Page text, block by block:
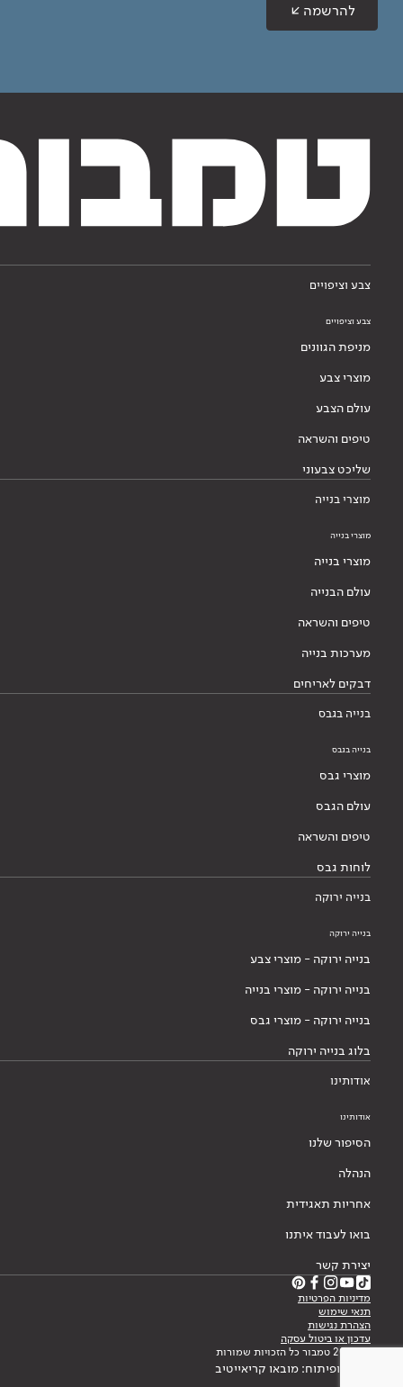
להרשמה
צבע וציפויים
צבע וציפויים
מניפת הגוונים
מוצרי צבע
עולם הצבע
טיפים והשראה
שליכט צבעוני
מוצרי בנייה
מוצרי בנייה
מוצרי בנייה
עולם הבנייה
טיפים והשראה
מערכות בנייה
דבקים לאריחים
בנייה בגבס
בנייה בגבס
מוצרי גבס
עולם הגבס
טיפים והשראה
לוחות גבס
בנייה ירוקה
בנייה ירוקה
בנייה ירוקה - מוצרי צבע
בנייה ירוקה - מוצרי בנייה
בנייה ירוקה - מוצרי גבס
בלוג בנייה ירוקה
אודותינו
אודותינו
הסיפור שלנו
הנהלה
אחריות תאגידית
בואו לעבוד איתנו
יצירת קשר
מדיניות הפרטיות
תנאי שימוש
הצהרת נגישות
עדכון או ביטול עסקה
© 2026 טמבור כל הזכויות שמורות
עיצוב ופיתוח: מובאו קריאייטיב